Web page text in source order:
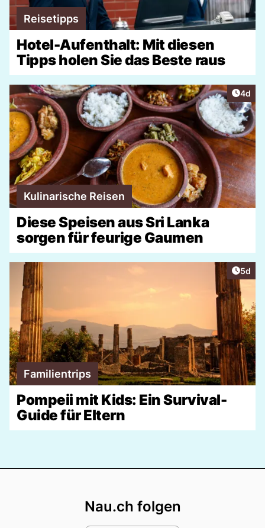
Reisetipps
Hotel-Aufenthalt: Mit diesen
Tipps holen Sie das Beste raus
4d
Kulinarische Reisen
Diese Speisen aus Sri Lanka
sorgen für feurige Gaumen
5d
Familientrips
Pompeii mit Kids: Ein Survival-
Guide für Eltern
Nau.ch folgen